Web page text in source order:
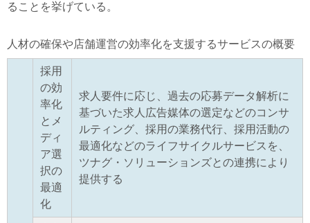
ることを挙げている。
人材の確保や店舗運営の効率化を支援するサービスの概要
採用
の効
率化
とメ
ディ
ア選
択の
最適
化
求人要件に応じ、過去の応募データ解析に
基づいた求人広告媒体の選定などのコンサ
ルティング、採用の業務代行、採用活動の
最適化などのライフサイクルサービスを、
ツナグ・ソリューションズとの連携により
提供する